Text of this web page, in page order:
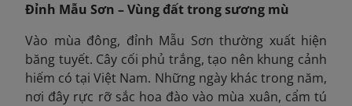
Đỉnh Mẫu Sơn – Vùng đất trong sương mù
Vào mùa đông, đỉnh Mẫu Sơn thường xuất hiện
băng tuyết. Cây cối phủ trắng, tạo nên khung cảnh
hiếm có tại Việt Nam. Những ngày khác trong năm,
nơi đây rực rỡ sắc hoa đào vào mùa xuân, cẩm tú